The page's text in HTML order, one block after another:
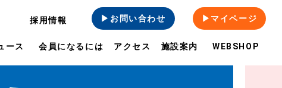
ース 会員になるには アクセス 施設案内 WEBSHOP
採用情報 ▶お問い合わせ ▶マイページ